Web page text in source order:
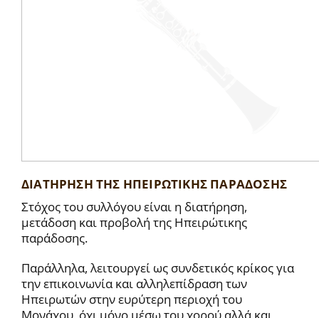
ΔΙΑΤΗΡΗΣΗ ΤΗΣ ΗΠΕΙΡΩΤΙΚΗΣ ΠΑΡΑΔΟΣΗΣ
Στόχος του συλλόγου είναι η διατήρηση,
μετάδοση και προβολή της Ηπειρώτικης
παράδοσης.
Παράλληλα, λειτουργεί ως συνδετικός κρίκος για
την επικοινωνία και αλληλεπίδραση των
Ηπειρωτών στην ευρύτερη περιοχή του
Μονάχου, όχι μόνο μέσω του χορού αλλά και